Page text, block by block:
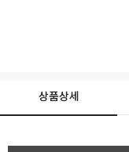
상품상세